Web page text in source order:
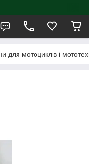
для мотоциклів і